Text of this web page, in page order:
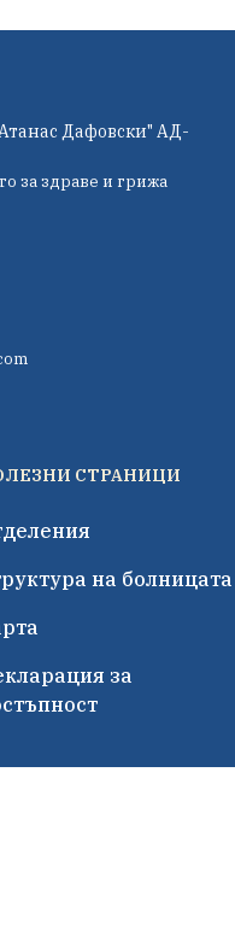
Дафовски" АД-
за здраве и грижа
СТРАНИЦИ
на болницата
за